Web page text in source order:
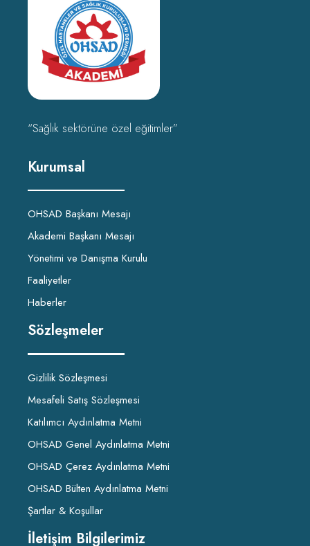
“Sağlık sektörüne özel eğitimler”
Kurumsal
OHSAD Başkanı Mesajı
Akademi Başkanı Mesajı
Yönetimi ve Danışma Kurulu
Faaliyetler
Haberler
Sözleşmeler
Gizlilik Sözleşmesi
Mesafeli Satış Sözleşmesi
Katılımcı Aydınlatma Metni
OHSAD Genel Aydınlatma Metni
OHSAD Çerez Aydınlatma Metni
OHSAD Bülten Aydınlatma Metni
Şartlar & Koşullar
İletişim Bilgilerimiz